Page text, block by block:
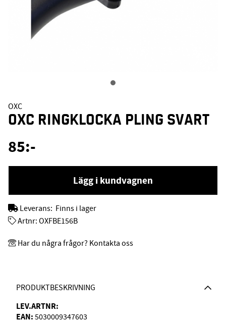
PRODUKTBESKRIVNING
LEV.ARTNR:
EAN: 5030009347603
OXC
OXC RINGKLOCKA PLING SVART
85:-
Lägg i kundvagnen
Leverans: Finns i lager
Artnr: OXFBE156B
Har du några frågor? Kontakta oss